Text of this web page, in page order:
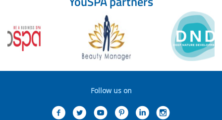
Follow us on